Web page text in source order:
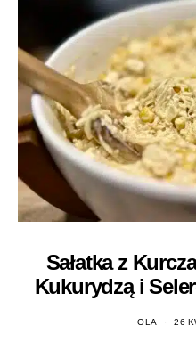
Sałatka z
Kukurydzą i
OLA 26